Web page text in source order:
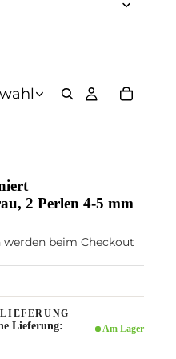
2 Perlen 4-5 mm
werden beim Checkout
Lieferung:
Am Lager